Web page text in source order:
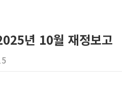
년 10월 재정보고